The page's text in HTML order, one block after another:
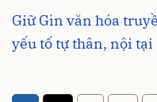
Giữ Gìn văn hóa
yếu tố tự thân, nội tại